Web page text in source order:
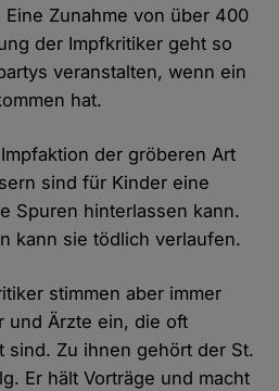
Zunahme von über 400
der Impfkritiker geht so
veranstalten, wenn ein
hat.
der gröberen Art
sind für Kinder eine
Spuren hinterlassen kann.
kann sie tödlich verlaufen.
stimmen aber immer
und Ärzte ein, die oft
sind. Zu ihnen gehört der St.
Er hält Vorträge und macht